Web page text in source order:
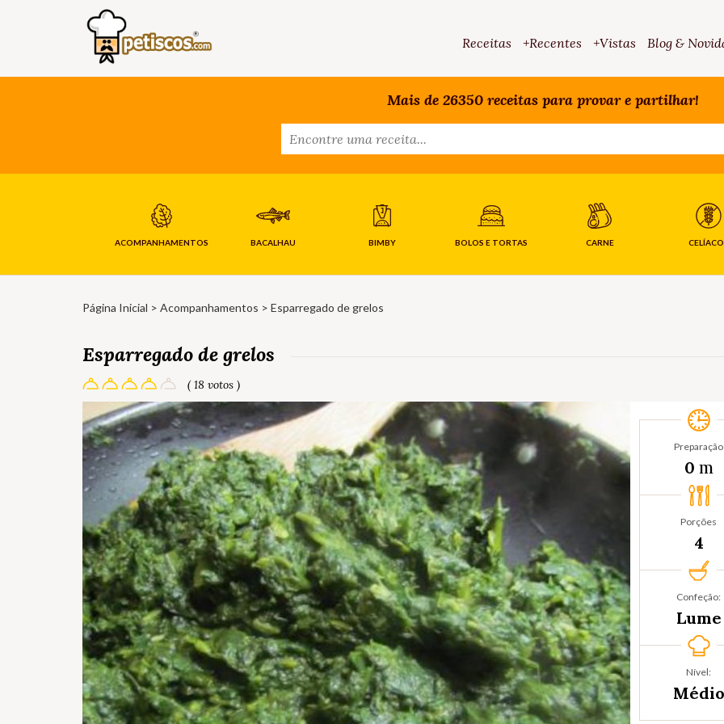
Receitas +Recentes +Vistas Blog &
Mais de 26350 receitas para provar e partilhar!
ACOMPANHAMENTOS BACALHAU BIMBY BOLOS E TORTAS CARNE
Página Inicial > Acompanhamentos > Esparregado de grelos
Esparregado de grelos
( 18 votos )
Preparação
0 m
Porções
4
Confeção:
Lume
Nível:
Médio